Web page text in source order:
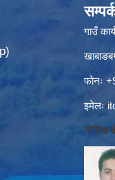
गाउँ
फोनः
इमेलः
नोटिस